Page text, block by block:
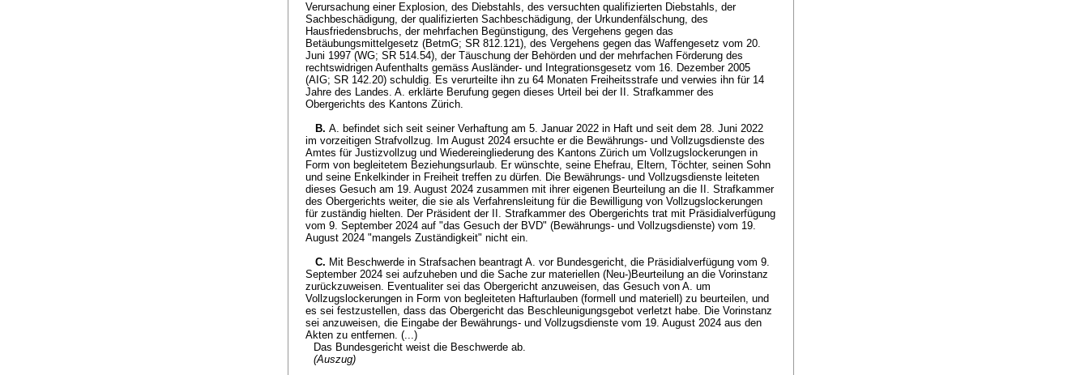
Verursachung einer Explosion, des Diebstahls, des versuchten qualifizierten Diebstahls, der
Sachbeschädigung, der qualifizierten Sachbeschädigung, der Urkundenfälschung, des
Hausfriedensbruchs, der mehrfachen Begünstigung, des Vergehens gegen das
Betäubungsmittelgesetz (BetmG; SR 812.121), des Vergehens gegen das Waffengesetz vom 20.
Juni 1997 (WG; SR 514.54), der Täuschung der Behörden und der mehrfachen Förderung des
rechtswidrigen Aufenthalts gemäss Ausländer- und Integrationsgesetz vom 16. Dezember 2005
(AIG; SR 142.20) schuldig. Es verurteilte ihn zu 64 Monaten Freiheitsstrafe und verwies ihn für 14
Jahre des Landes. A. erklärte Berufung gegen dieses Urteil bei der II. Strafkammer des
Obergerichts des Kantons Zürich.
B. A. befindet sich seit seiner Verhaftung am 5. Januar 2022 in Haft und seit dem 28. Juni 2022
im vorzeitigen Strafvollzug. Im August 2024 ersuchte er die Bewährungs- und Vollzugsdienste des
Amtes für Justizvollzug und Wiedereingliederung des Kantons Zürich um Vollzugslockerungen in
Form von begleitetem Beziehungsurlaub. Er wünschte, seine Ehefrau, Eltern, Töchter, seinen Sohn
und seine Enkelkinder in Freiheit treffen zu dürfen. Die Bewährungs- und Vollzugsdienste leiteten
dieses Gesuch am 19. August 2024 zusammen mit ihrer eigenen Beurteilung an die II. Strafkammer
des Obergerichts weiter, die sie als Verfahrensleitung für die Bewilligung von Vollzugslockerungen
für zuständig hielten. Der Präsident der II. Strafkammer des Obergerichts trat mit Präsidialverfügung
vom 9. September 2024 auf "das Gesuch der BVD" (Bewährungs- und Vollzugsdienste) vom 19.
August 2024 "mangels Zuständigkeit" nicht ein.
C. Mit Beschwerde in Strafsachen beantragt A. vor Bundesgericht, die Präsidialverfügung vom 9.
September 2024 sei aufzuheben und die Sache zur materiellen (Neu-)Beurteilung an die Vorinstanz
zurückzuweisen. Eventualiter sei das Obergericht anzuweisen, das Gesuch von A. um
Vollzugslockerungen in Form von begleiteten Hafturlauben (formell und materiell) zu beurteilen, und
es sei festzustellen, dass das Obergericht das Beschleunigungsgebot verletzt habe. Die Vorinstanz
sei anzuweisen, die Eingabe der Bewährungs- und Vollzugsdienste vom 19. August 2024 aus den
Akten zu entfernen. (...)
Das Bundesgericht weist die Beschwerde ab.
(Auszug)